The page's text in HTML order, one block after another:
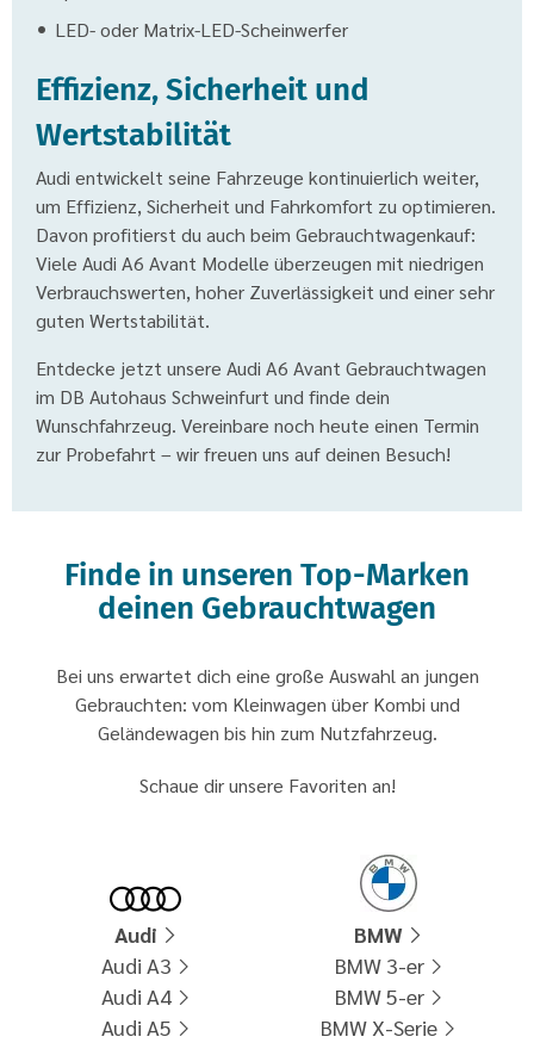
LED- oder Matrix-LED-Scheinwerfer
Effizienz, Sicherheit und
Wertstabilität
Audi entwickelt seine Fahrzeuge kontinuierlich weiter,
um Effizienz, Sicherheit und Fahrkomfort zu optimieren.
Davon profitierst du auch beim Gebrauchtwagenkauf:
Viele Audi A6 Avant Modelle überzeugen mit niedrigen
Verbrauchswerten, hoher Zuverlässigkeit und einer sehr
guten Wertstabilität.
Entdecke jetzt unsere Audi A6 Avant Gebrauchtwagen
im DB Autohaus Schweinfurt und finde dein
Wunschfahrzeug. Vereinbare noch heute einen Termin
zur Probefahrt – wir freuen uns auf deinen Besuch!
Finde in unseren Top-Marken
deinen Gebrauchtwagen
Bei uns erwartet dich eine große Auswahl an jungen
Gebrauchten: vom Kleinwagen über Kombi und
Geländewagen bis hin zum Nutzfahrzeug.
Schaue dir unsere Favoriten an!
Audi
Audi A3
Audi A4
Audi A5
BMW
BMW 3-er
BMW 5-er
BMW X-Serie